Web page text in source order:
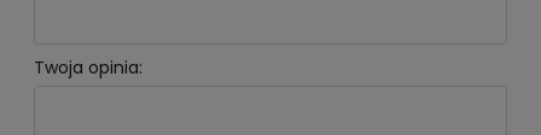
Twoja opinia: